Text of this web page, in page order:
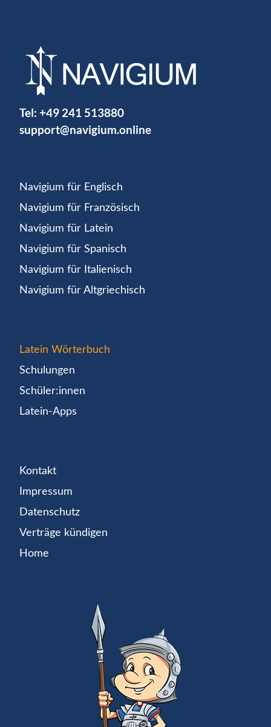
Tel: +49 241 513880
support@navigium.online
Navigium für Englisch
Navigium für Französisch
Navigium für Latein
Navigium für Spanisch
Navigium für Italienisch
Navigium für Altgriechisch
Latein Wörterbuch
Schulungen
Schüler:innen
Latein-Apps
Kontakt
Impressum
Datenschutz
Verträge kündigen
Home